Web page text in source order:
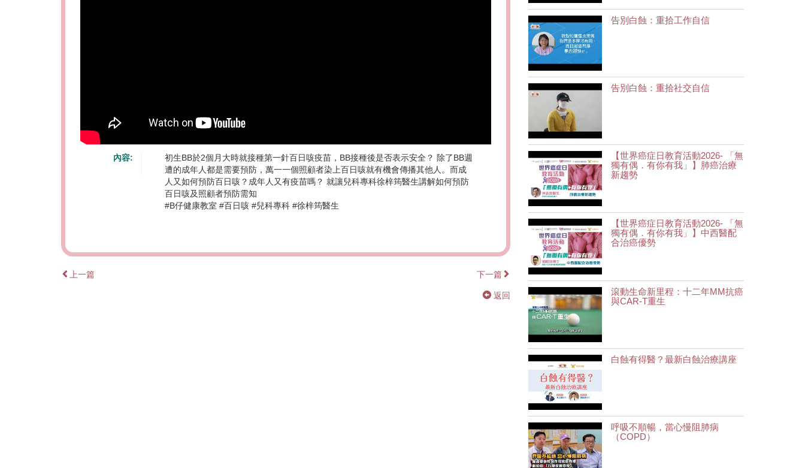
內容:
初生BB於2個月大時就接種第一針百日咳疫苗，BB接種後是否表示安全？ 除了BB週
遭的成年人都是需要預防，萬一一個照顧者染上百日咳就有機會傳播其他人。而成
人又如何預防百日咳？成年人又有疫苗嗎？ 就讓兒科專科徐梓筠醫生講解如何預防
百日咳及照顧者預防需知
#B仔健康教室 #百日咳 #兒科專科 #徐梓筠醫生
上一篇 下一篇
返回
告別白蝕：重拾工作自信
告別白蝕：重拾社交自信
【世界癌症日教育活動2026- 「無
獨有偶．有你有我」】肺癌治療
新趨勢
【世界癌症日教育活動2026- 「無
獨有偶．有你有我」】中西醫配
合治癌優勢
滾動生命新里程：十二年MM抗癌
與CAR-T重生
白蝕有得醫？最新白蝕治療講座
呼吸不順暢，當心慢阻肺病
（COPD）